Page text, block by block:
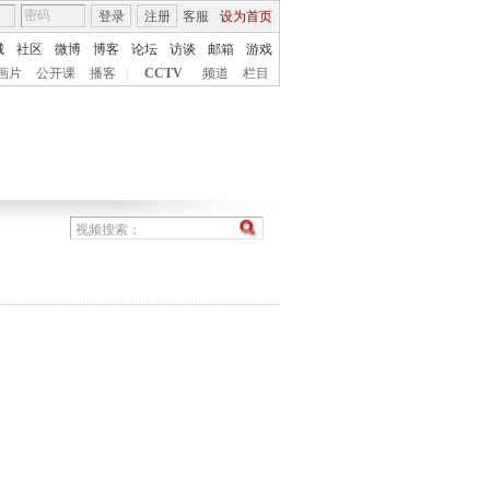
客服 设为首页
登录 注册
社区 微博 博客 论坛 访谈 邮箱
游戏
片 公开课 播客 CCTV 频道 栏目